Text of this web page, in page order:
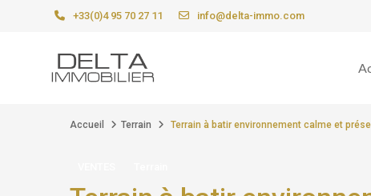
+33(0)4 95 70 27 11 info@delta-immo.com
Accueil Terrain Terrain à batir environnement calme et